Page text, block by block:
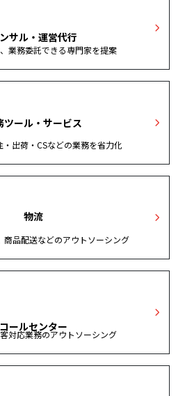
サル・運営代行
業務委託できる専門家を提案
ツール・サービス
出荷・CSなどの業務を省力化
物流
商品配送などのアウトソーシング
コールセンター
対応業務のアウトソーシング